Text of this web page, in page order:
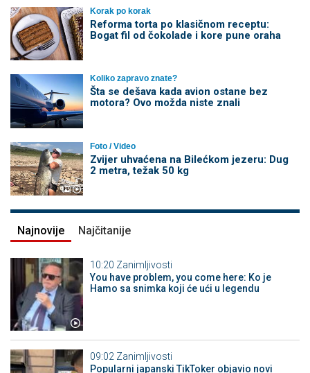
Korak po korak
Reforma torta po klasičnom receptu:
Bogat fil od čokolade i kore pune oraha
Koliko zapravo znate?
Šta se dešava kada avion ostane bez
motora? Ovo možda niste znali
Foto / Video
Zvijer uhvaćena na Bilećkom jezeru: Dug
2 metra, težak 50 kg
Najnovije Najčitanije
10:20 Zanimljivosti
You have problem, you come here: Ko je
Hamo sa snimka koji će ući u legendu
09:02 Zanimljivosti
Popularni japanski TikToker objavio novi